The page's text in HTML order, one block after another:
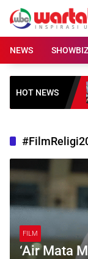
content
NEWS
SHOWBIZ
HOT NEWS
Baterai 21
FILM
‘Air Mata